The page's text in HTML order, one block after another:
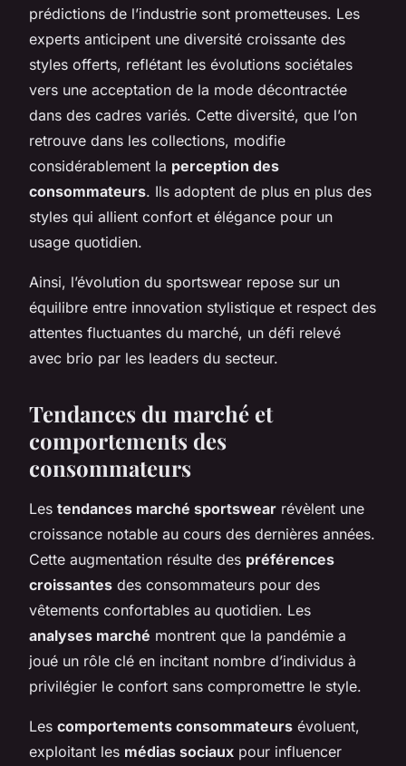
prédictions de l’industrie sont prometteuses. Les
experts anticipent une diversité croissante des
styles offerts, reflétant les évolutions sociétales
vers une acceptation de la mode décontractée
dans des cadres variés. Cette diversité, que l’on
retrouve dans les collections, modifie
considérablement la perception des
consommateurs. Ils adoptent de plus en plus des
styles qui allient confort et élégance pour un
usage quotidien.
Ainsi, l’évolution du sportswear repose sur un
équilibre entre innovation stylistique et respect des
attentes fluctuantes du marché, un défi relevé
avec brio par les leaders du secteur.
Tendances du marché et
comportements des
consommateurs
Les tendances marché sportswear révèlent une
croissance notable au cours des dernières années.
Cette augmentation résulte des préférences
croissantes des consommateurs pour des
vêtements confortables au quotidien. Les
analyses marché montrent que la pandémie a
joué un rôle clé en incitant nombre d’individus à
privilégier le confort sans compromettre le style.
Les comportements consommateurs évoluent,
exploitant les médias sociaux pour influencer